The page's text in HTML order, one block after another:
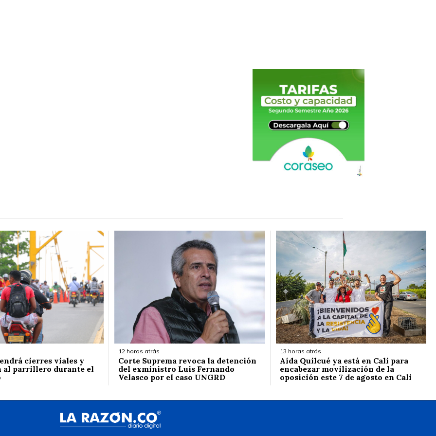
cierres viales y
al parrillero durante el
12 horas atrás
Corte Suprema revoca la detención
del exministro Luis Fernando
Velasco por el caso UNGRD
13 horas atrás
Aída Quilcué ya está en Cali para
encabezar movilización de la
oposición este 7 de agosto en Cali